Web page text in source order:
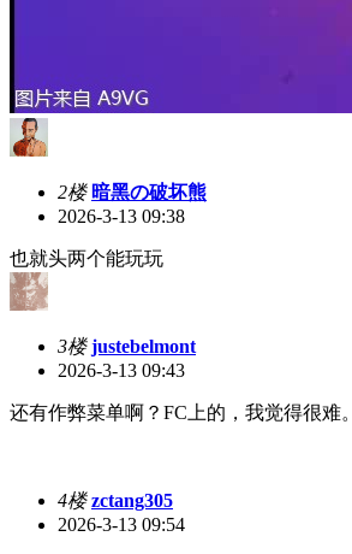
2楼 暗黑の破坏熊
2026-3-13 09:38
也就头两个能玩玩
3楼 justebelmont
2026-3-13 09:43
还有作弊菜单啊？FC上的，我觉得很难。
4楼 zctang305
2026-3-13 09:54